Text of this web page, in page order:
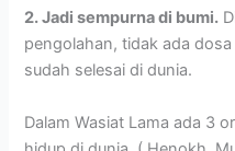
2. Jadi sempurna di bumi.
pengolahan, tidak ada
sudah selesai di dunia.
Dalam Wasiat Lama ada 3